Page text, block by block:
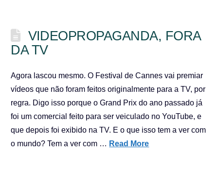
VIDEOPROPAGANDA, FORA
DA TV
Agora lascou mesmo. O Festival de Cannes vai premiar
vídeos que não foram feitos originalmente para a TV, por
regra. Digo isso porque o Grand Prix do ano passado já
foi um comercial feito para ser veiculado no YouTube, e
que depois foi exibido na TV. E o que isso tem a ver com
o mundo? Tem a ver com … Read More